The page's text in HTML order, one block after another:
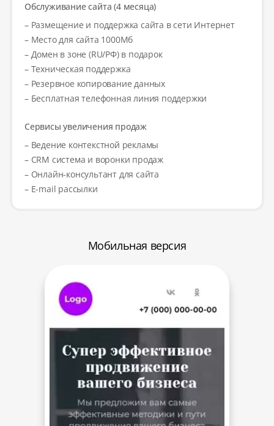
Обслуживание сайта (4 месяца)
– Размещение и поддержка сайта в сети Интернет
– Место для сайта 1000Мб
– Домен в зоне (RU/РФ) в подарок
– Техническая поддержка
– Резервное копирование данных
– Бесплатная телефонная линия поддержки
Сервисы увеличения продаж
– Ведение контекстной рекламы
– CRM система и воронки продаж
– Онлайн-консультант для сайта
– E-mail рассылки
Мобильная версия